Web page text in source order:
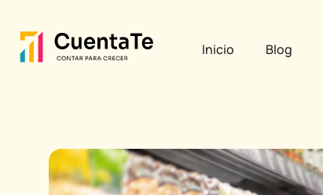
contenido
Inicio Blog
navigation